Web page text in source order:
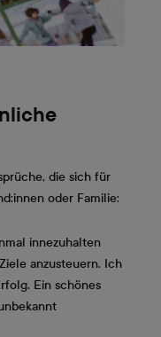
die sich für
oder Familie:
innezuhalten
anzusteuern. Ich
Ein schönes